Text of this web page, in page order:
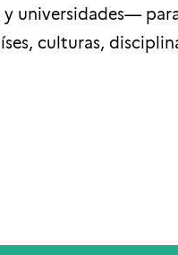
universidades—
culturas,